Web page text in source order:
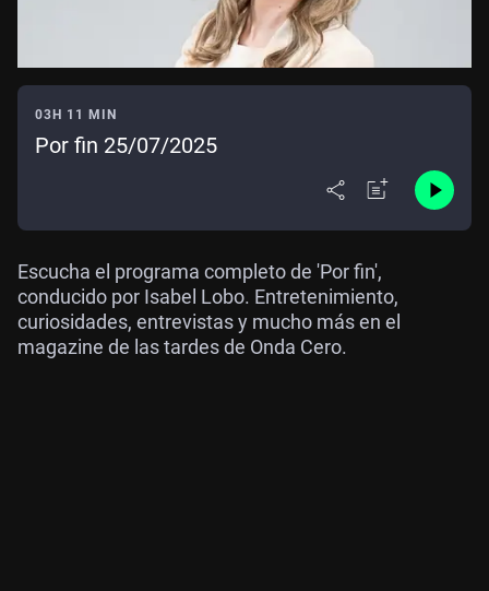
03H 11 MIN
Por fin 25/07/2025
Escucha el programa completo de 'Por fin',
conducido por Isabel Lobo. Entretenimiento,
curiosidades, entrevistas y mucho más en el
magazine de las tardes de Onda Cero.